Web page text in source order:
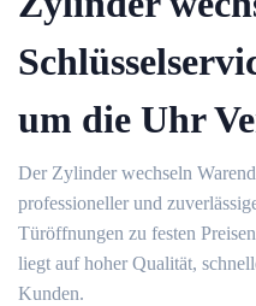
um die Uhr
Der Zylinder wechseln
professioneller und
Türöffnungen zu festen
liegt auf hoher Qualität,
Kunden.​